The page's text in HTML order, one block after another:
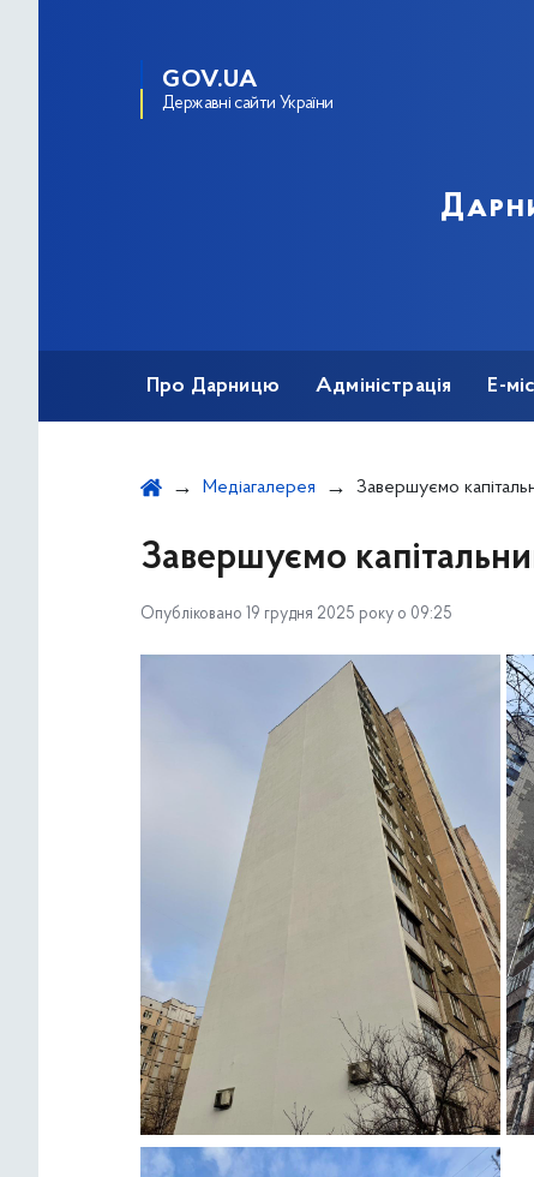
GOV.UA
Державні сайти України
Про Дарницю Адміністрація Е-
Медіагалерея Завершуємо капітальний ремонт
Завершуємо
Опубліковано 19 грудня 2025 року о 09:25